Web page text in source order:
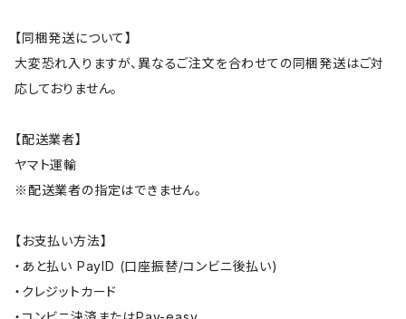
【同梱発送について】
大変恐れ入りますが、異なるご注文を合わせての同梱発送はご対
応しておりません。
【配送業者】
ヤマト運輸
※配送業者の指定はできません。
【お支払い方法】
・あと払い PayID (口座振替/コンビニ後払い)
・クレジットカード